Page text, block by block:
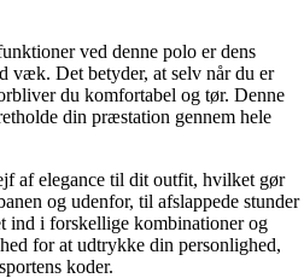
ved denne polo er dens
væk. Det betyder, at selv når du er
du komfortabel og tør. Denne
din præstation gennem hele
af elegance til dit outfit, hvilket gør
og udenfor, til afslappede stunder
ind i forskellige kombinationer og
for at udtrykke din personlighed,
koder.